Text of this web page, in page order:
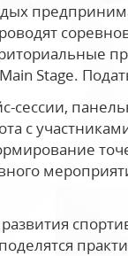
Stage.
сессии,
с